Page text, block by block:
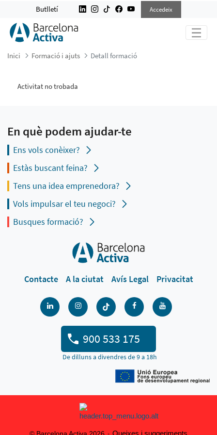
DETALL FORMACIÓ
Butlletí Accedeix
Inici Formació i ajuts Detall formació
Activitat no trobada
En què podem ajudar-te
Ens vols conèixer?
Estàs buscant feina?
Tens una idea emprenedora?
Vols impulsar el teu negoci?
Busques formació?
Contacte A la ciutat Avís Legal Privacitat
900 533 175
De dilluns a divendres de 9 a 18h